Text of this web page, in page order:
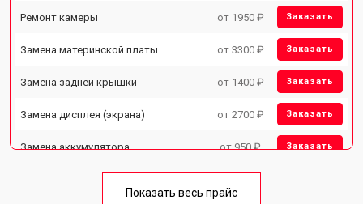
Ремонт камеры от 1950 ₽ Заказать
Замена материнской платы от 3300 ₽ Заказать
Замена задней крышки от 1400 ₽ Заказать
Замена дисплея (экрана) от 2700 ₽ Заказать
Замена аккумулятора от 950 ₽ Заказать
Показать весь прайс